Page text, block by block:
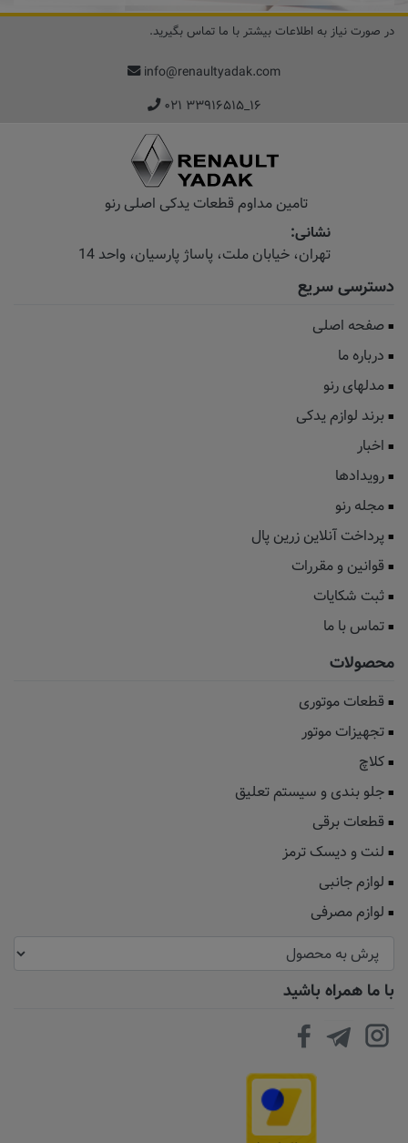
در صورت نیاز به اطلاعات بیشتر با ما تماس بگیرید.
info@renaultyadak.com
۰۲۱ ۳۳۹۱۶۵۱۵_۱۶
تامین مداوم قطعات یدکی اصلی رنو
نشانی:
تهران، خیابان‌ ملت، پاساژ‌ پارسیان، واحد 14
دسترسی سریع
صفحه اصلی
درباره ما
مدلهای رنو
برند لوازم یدکی
اخبار
رویدادها
مجله رنو
پرداخت آنلاین زرین پال
قوانین و مقررات
ثبت شکایات
تماس با ما
محصولات
قطعات موتوری
تجهیزات موتور
کلاچ
جلو بندی و سیستم تعلیق
قطعات برقی
لنت و دیسک ترمز
لوازم جانبی
لوازم مصرفی
با ما همراه باشید